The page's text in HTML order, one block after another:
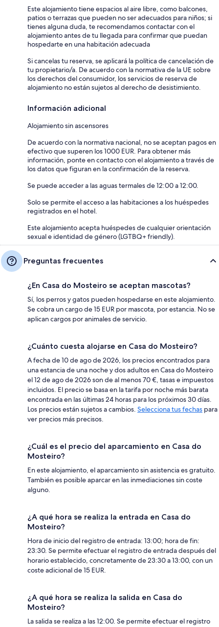
Este alojamiento tiene espacios al aire libre, como balcones,
patios o terrazas que pueden no ser adecuados para niños; si
tienes alguna duda, te recomendamos contactar con el
alojamiento antes de tu llegada para confirmar que puedan
hospedarte en una habitación adecuada
Si cancelas tu reserva, se aplicará la política de cancelación de
tu propietario/a. De acuerdo con la normativa de la UE sobre
los derechos del consumidor, los servicios de reserva de
alojamiento no están sujetos al derecho de desistimiento.
Información adicional
Alojamiento sin ascensores
De acuerdo con la normativa nacional, no se aceptan pagos en
efectivo que superen los 1000 EUR. Para obtener más
información, ponte en contacto con el alojamiento a través de
los datos que figuran en la confirmación de la reserva.
Se puede acceder a las aguas termales de 12:00 a 12:00.
Solo se permite el acceso a las habitaciones a los huéspedes
registrados en el hotel.
Este alojamiento acepta huéspedes de cualquier orientación
sexual e identidad de género (LGTBQ+ friendly).
Preguntas frecuentes
¿En Casa do Mosteiro se aceptan mascotas?
Sí, los perros y gatos pueden hospedarse en este alojamiento.
Se cobra un cargo de 15 EUR por mascota, por estancia. No se
aplican cargos por animales de servicio.
¿Cuánto cuesta alojarse en Casa do Mosteiro?
A fecha de 10 de ago de 2026, los precios encontrados para
una estancia de una noche y dos adultos en Casa do Mosteiro
el 12 de ago de 2026 son de al menos 70 €, tasas e impuestos
incluidos. El precio se basa en la tarifa por noche más barata
encontrada en las últimas 24 horas para los próximos 30 días.
Los precios están sujetos a cambios. Selecciona tus fechas para
ver precios más precisos.
¿Cuál es el precio del aparcamiento en Casa do
Mosteiro?
En este alojamiento, el aparcamiento sin asistencia es gratuito.
También es posible aparcar en las inmediaciones sin coste
alguno.
¿A qué hora se realiza la entrada en Casa do
Mosteiro?
Hora de inicio del registro de entrada: 13:00; hora de fin:
23:30. Se permite efectuar el registro de entrada después del
horario establecido, concretamente de 23:30 a 13:00, con un
coste adicional de 15 EUR.
¿A qué hora se realiza la salida en Casa do
Mosteiro?
La salida se realiza a las 12:00. Se permite efectuar el registro